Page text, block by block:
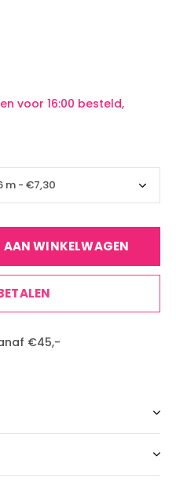
voor 16:00 besteld,
AAN WINKELWAGEN
€45,-